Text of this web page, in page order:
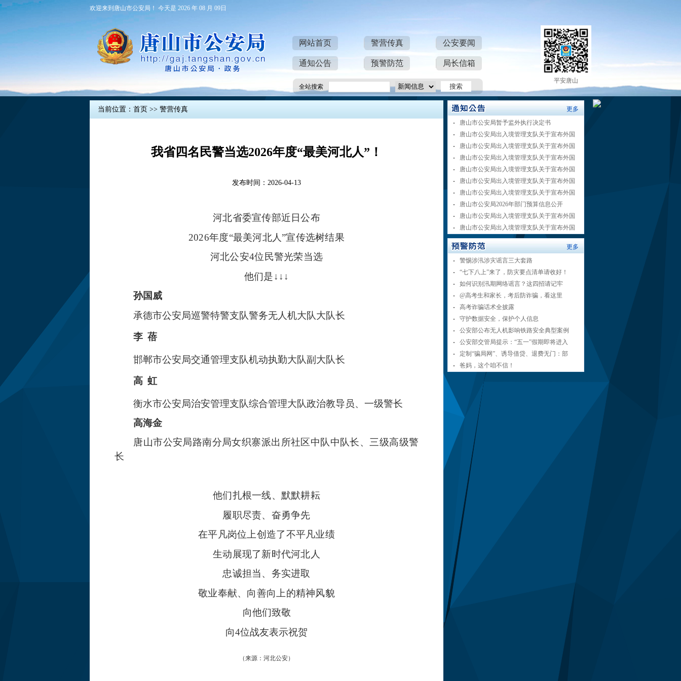
欢迎来到唐山市公安局！ 今天是 2026 年 08 月 09日
网站首页 警营传真 公安要闻
通知公告 预警防范 局长信箱
全站搜索
平安唐山
当前位置： 首页 >> 警营传真
我省四名民警当选2026年度“最美河北人”！
发布时间：2026-04-13
河北省委宣传部近日公布
2026年度“最美河北人”宣传选树结果
河北公安4位民警光荣当选
他们是↓↓↓
孙国威
承德市公安局巡警特警支队警务无人机大队大队长
李 蓓
邯郸市公安局交通管理支队机动执勤大队副大队长
高 虹
衡水市公安局治安管理支队综合管理大队政治教导员、一级警长
高海金
唐山市公安局路南分局女织寨派出所社区中队中队长、三级高级警
长
他们扎根一线、默默耕耘
履职尽责、奋勇争先
在平凡岗位上创造了不平凡业绩
生动展现了新时代河北人
忠诚担当、务实进取
敬业奉献、向善向上的精神风貌
向他们致敬
向4位战友表示祝贺
（来源：河北公安）
更多
唐山市公安局暂予监外执行决定书
唐山市公安局出入境管理支队关于宣布外国
唐山市公安局出入境管理支队关于宣布外国
唐山市公安局出入境管理支队关于宣布外国
唐山市公安局出入境管理支队关于宣布外国
唐山市公安局出入境管理支队关于宣布外国
唐山市公安局出入境管理支队关于宣布外国
唐山市公安局2026年部门预算信息公开
唐山市公安局出入境管理支队关于宣布外国
唐山市公安局出入境管理支队关于宣布外国
更多
警惕涉汛涉灾谣言三大套路
“七下八上”来了，防灾要点清单请收好！
如何识别汛期网络谣言？这四招请记牢
@高考生和家长，考后防诈骗，看这里
高考诈骗话术全披露
守护数据安全，保护个人信息
公安部公布无人机影响铁路安全典型案例
公安部交管局提示：“五一”假期即将进入
定制“骗局网”、诱导借贷、退费无门：部
爸妈，这个咱不信！